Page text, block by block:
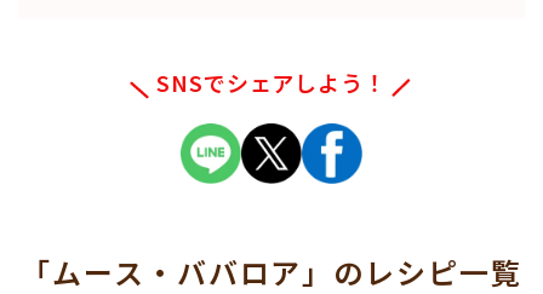
SNSでシェアしよう！
「ムース・ババロア」 のレシピ一覧